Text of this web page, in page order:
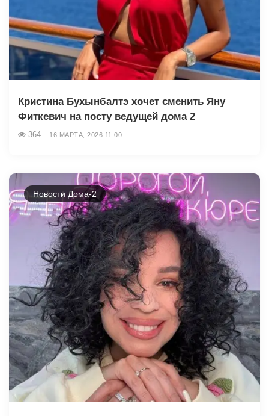
Кристина Бухынбалтэ хочет сменить Яну
Фиткевич на посту ведущей дома 2
364 16 МАРТА, 2026 11:00
Новости Дома-2